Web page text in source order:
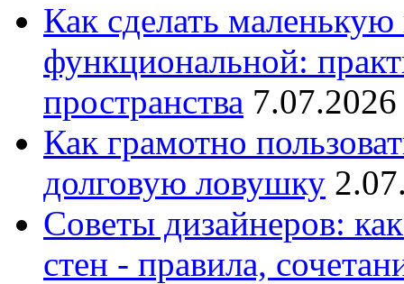
Как сделать
функциональной:
пространства
Как грамотно
долговую ловушку
Советы дизайнеров:
стен - правила,